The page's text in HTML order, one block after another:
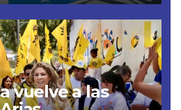
vuelve a las